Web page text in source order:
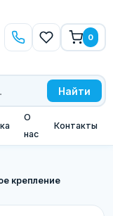
Найти
0
О
нас
Контакты
крепление